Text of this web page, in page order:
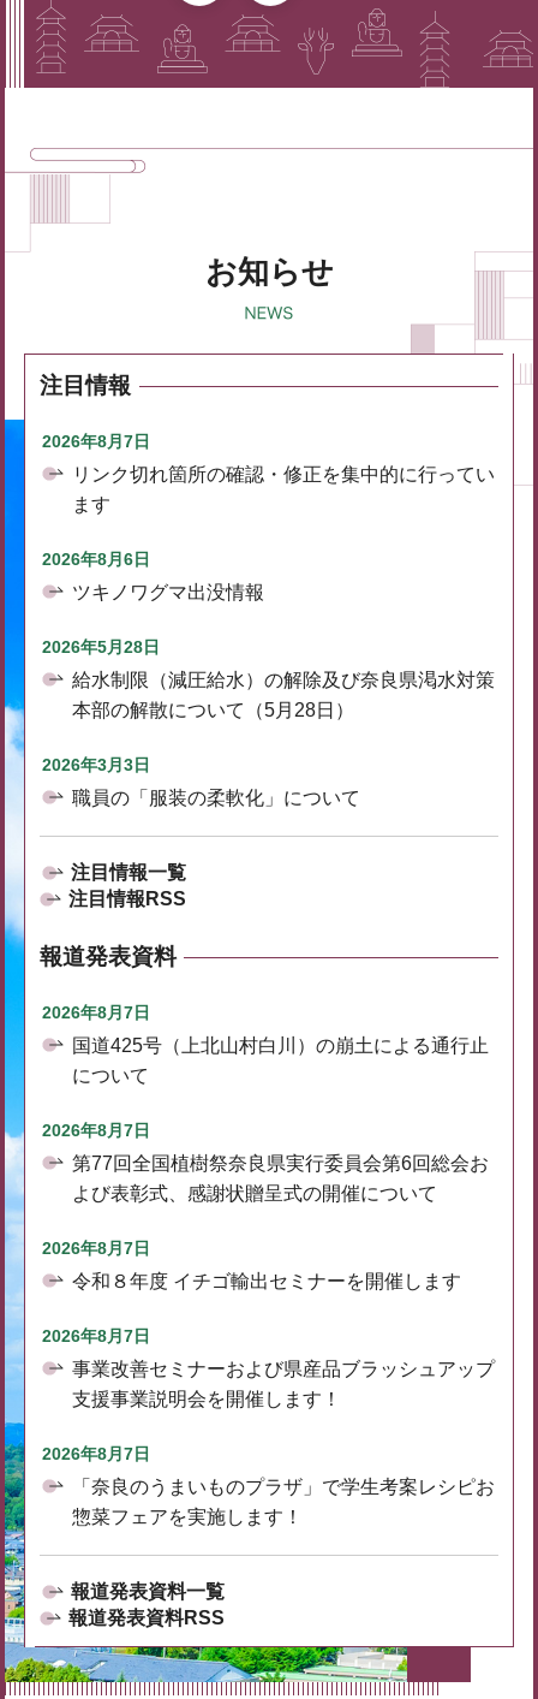
お知らせ
注目情報
2026年8月7日
リンク切れ箇所の確認・修正を集中的に行ってい
ます
2026年8月6日
ツキノワグマ出没情報
2026年5月28日
給水制限（減圧給水）の解除及び奈良県渇水対策
本部の解散について（5月28日）
2026年3月3日
職員の「服装の柔軟化」について
注目情報一覧
注目情報RSS
報道発表資料
2026年8月7日
国道425号（上北山村白川）の崩土による通行止
について
2026年8月7日
第77回全国植樹祭奈良県実行委員会第6回総会お
よび表彰式、感謝状贈呈式の開催について
2026年8月7日
令和８年度 イチゴ輸出セミナーを開催します
2026年8月7日
事業改善セミナーおよび県産品ブラッシュアップ
支援事業説明会を開催します！
2026年8月7日
「奈良のうまいものプラザ」で学生考案レシピお
惣菜フェアを実施します！
報道発表資料一覧
報道発表資料RSS